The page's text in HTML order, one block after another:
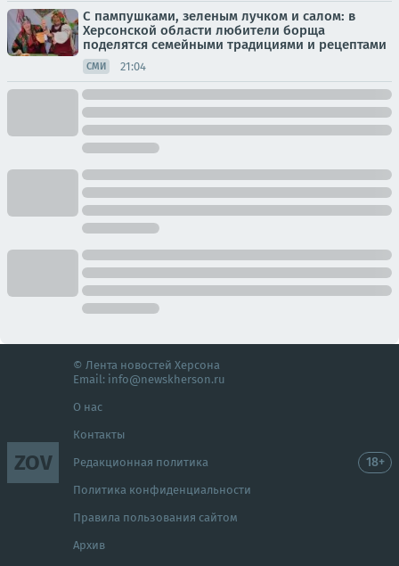
С пампушками, зеленым лучком и салом: в
Херсонской области любители борща
поделятся семейными традициями и рецептами
СМИ 21:04
ZOV
© Лента новостей Херсона
Email: info@newskherson.ru
О нас
Контакты
Редакционная политика
Политика конфиденциальности
Правила пользования сайтом
Архив
18+